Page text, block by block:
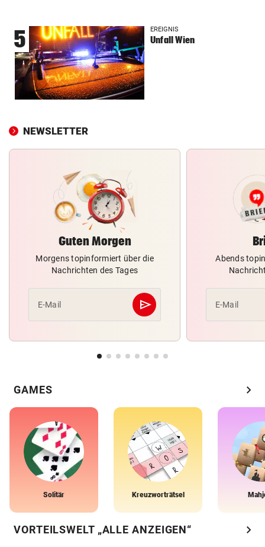
5 EREIGNIS
Unfall Wien
NEWSLETTER
Guten Morgen
Morgens topinformiert über die
Nachrichten des Tages
E-Mail send
Abschicken
Abends
E-Mail
GAMES chevron_right
Solitär Kreuzworträtsel
VORTEILSWELT „ALLE ANZEIGEN“ chevron_right